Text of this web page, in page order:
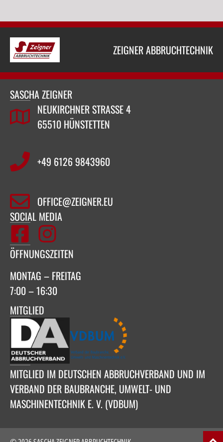
ZEIGNER ABBRUCHTECHNIK
SASCHA ZEIGNER
NEUKIRCHNER STRASSE 4
65510 HÜNSTETTEN
+49 6126 9843960‬
OFFICE@ZEIGNER.EU
SOCIAL MEDIA
ÖFFNUNGSZEITEN
MONTAG – FREITAG
7:00 – 16:30
MITGLIED
MITGLIED IM DEUTSCHEN ABBRUCHVERBAND UND IM
VERBAND DER BAUBRANCHE, UMWELT- UND
MASCHINENTECHNIK E. V. (VDBUM)